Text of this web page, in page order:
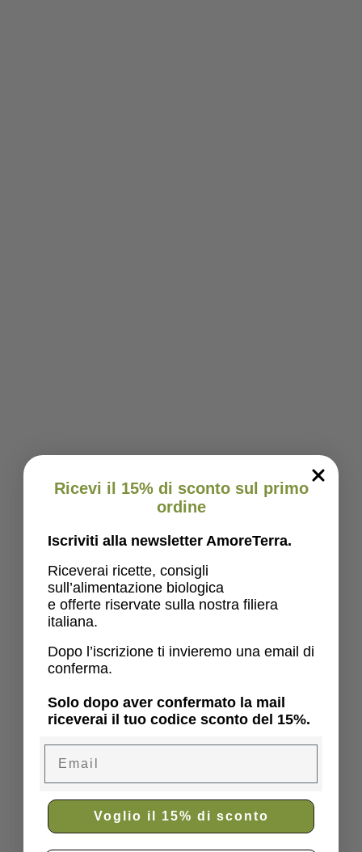
Ricevi il 15% di sconto sul primo
ordine
Iscriviti alla newsletter AmoreTerra.
Riceverai ricette, consigli
sull’alimentazione biologica
e offerte riservate sulla nostra filiera
italiana.
Dopo l’iscrizione ti invieremo una email di
conferma.
Solo dopo aver confermato la mail
riceverai il tuo codice sconto del 15%.
Voglio il 15% di sconto